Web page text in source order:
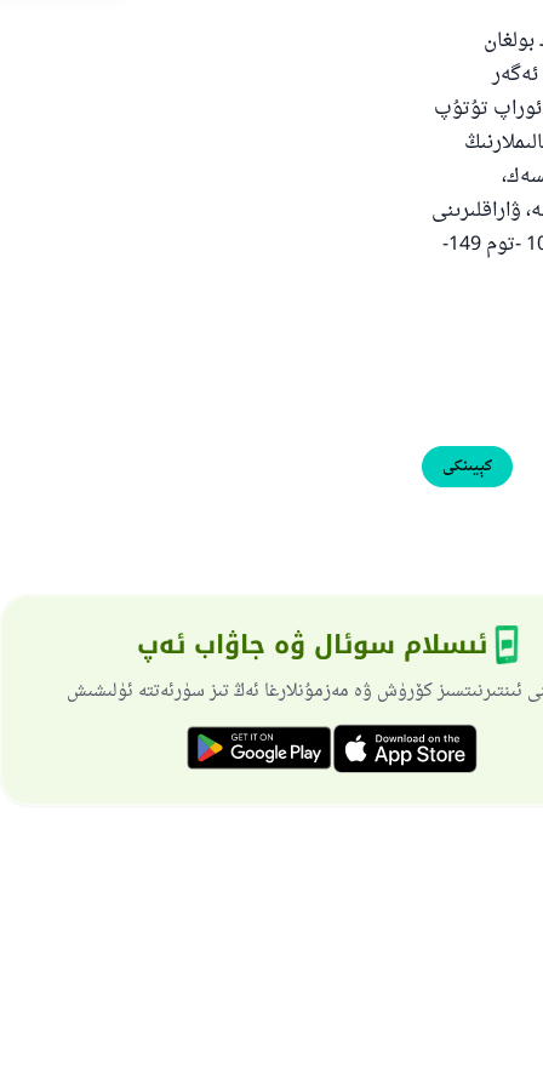
ئوراپ تۇتۇپ
ۋاراقلىرىنى
-توم
149-
كېيىنكى
ئىسلام سوئال ۋە جاۋاب ئەپ
ئىنتىرنىتسىز كۆرۈش ۋە مەزمۇنلارغا ئەڭ تىز سۈرئەتتە ئۈلىشىش